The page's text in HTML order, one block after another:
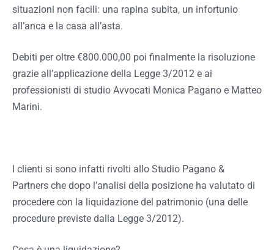
situazioni non facili: una rapina subita, un infortunio
all’anca e la casa all’asta.
Debiti per oltre €800.000,00 poi finalmente la risoluzione
grazie all’applicazione della Legge 3/2012 e ai
professionisti di studio Avvocati Monica Pagano e Matteo
Marini.
I clienti si sono infatti rivolti allo Studio Pagano &
Partners che dopo l’analisi della posizione ha valutato di
procedere con la liquidazione del patrimonio (una delle
procedure previste dalla Legge 3/2012).